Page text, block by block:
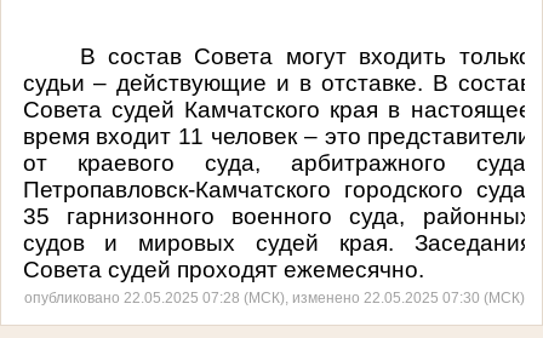
В состав Совета могут входить только
судьи – действующие и в отставке. В состав
Совета судей Камчатского края в настоящее
время входит 11 человек – это представители
от краевого суда, арбитражного суда,
Петропавловск-Камчатского городского суда,
35 гарнизонного военного суда, районных
судов и мировых судей края. Заседания
Совета судей проходят ежемесячно.
опубликовано 22.05.2025 07:28 (МСК), изменено 22.05.2025 07:30 (МСК)